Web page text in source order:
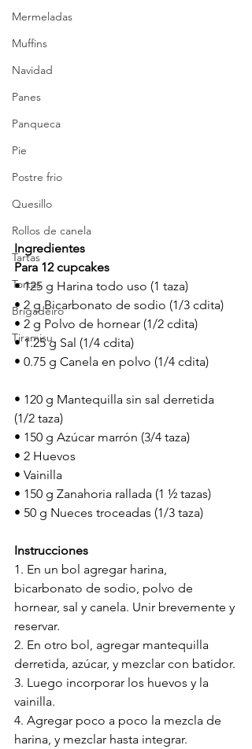
Mermeladas
Muffins
Navidad
Panes
Panqueca
Pie
Postre frio
Quesillo
Rollos de canela
Tartas
Tortas
Brigadeiro
Tiramisu
Ingredientes
Para 12 cupcakes
• 125 g Harina todo uso (1 taza)
• 2 g Bicarbonato de sodio (1/3 cdita)
• 2 g Polvo de hornear (1/2 cdita)
• 1.25 g Sal (1/4 cdita)
• 0.75 g Canela en polvo (1/4 cdita)
• 120 g Mantequilla sin sal derretida
(1/2 taza)
• 150 g Azúcar marrón (3/4 taza)
• 2 Huevos
• Vainilla
• 150 g Zanahoria rallada (1 ½ tazas)
• 50 g Nueces troceadas (1/3 taza)
Instrucciones
1. En un bol agregar harina,
bicarbonato de sodio, polvo de
hornear, sal y canela. Unir brevemente y
reservar.
2. En otro bol, agregar mantequilla
derretida, azúcar, y mezclar con batidor.
3. Luego incorporar los huevos y la
vainilla.
4. Agregar poco a poco la mezcla de
harina, y mezclar hasta integrar.